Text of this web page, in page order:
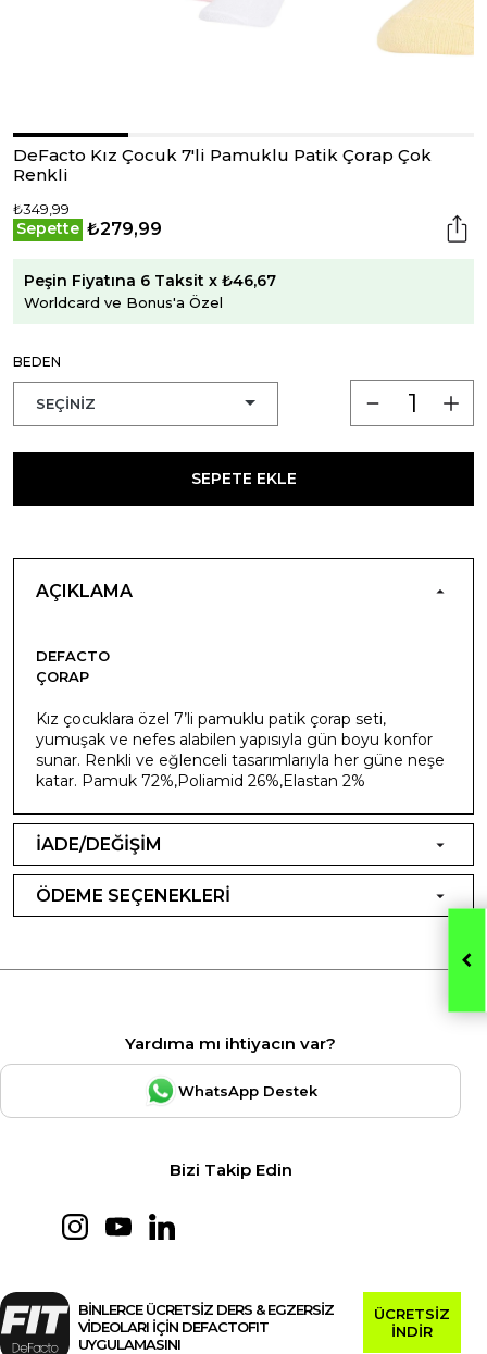
DeFacto Kız Çocuk 7'li Pamuklu Patik Çorap Çok
Renkli
₺349,99
Sepette ₺279,99
Peşin Fiyatına 6 Taksit x ₺46,67
Worldcard ve Bonus'a Özel
BEDEN
SEPETE EKLE
AÇIKLAMA
DEFACTO
ÇORAP
Kız çocuklara özel 7’li pamuklu patik çorap seti,
yumuşak ve nefes alabilen yapısıyla gün boyu konfor
sunar. Renkli ve eğlenceli tasarımlarıyla her güne neşe
katar. Pamuk 72%,Poliamid 26%,Elastan 2%
İADE/DEĞİŞİM
ÖDEME SEÇENEKLERİ
Yardıma mı ihtiyacın var?
WhatsApp Destek
Bizi Takip Edin
BİNLERCE ÜCRETSİZ DERS & EGZERSİZ
VİDEOLARI İÇİN DEFACTOFIT
UYGULAMASINI
ÜCRETSİZ
İNDİR